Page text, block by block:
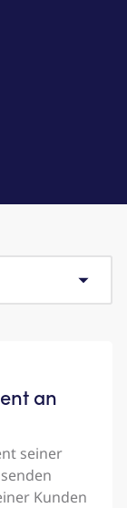
an
seiner
Kunden